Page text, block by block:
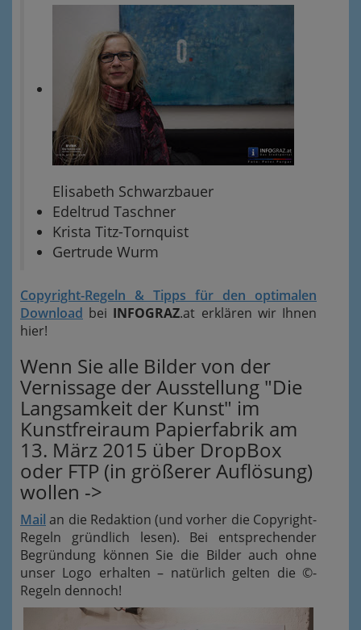
Elisabeth Schwarzbauer
Edeltrud Taschner
Krista Titz-Tornquist
Gertrude Wurm
Copyright-Regeln & Tipps für den optimalen
Download bei INFOGRAZ.at erklären wir Ihnen
hier!
Wenn Sie alle Bilder von der
Vernissage der Ausstellung "Die
Langsamkeit der Kunst" im
Kunstfreiraum Papierfabrik am
13. März 2015 über DropBox
oder FTP (in größerer Auflösung)
wollen ->
Mail an die Redaktion (und vorher die Copyright-
Regeln gründlich lesen). Bei entsprechender
Begründung können Sie die Bilder auch ohne
unser Logo erhalten – natürlich gelten die ©-
Regeln dennoch!